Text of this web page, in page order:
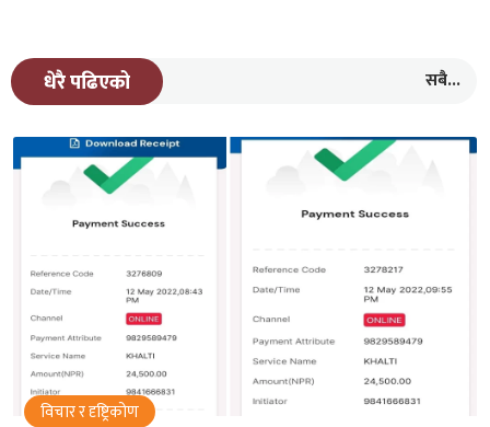
धेरै पढिएको सबै...
विचार र दृष्ट्रिकोण